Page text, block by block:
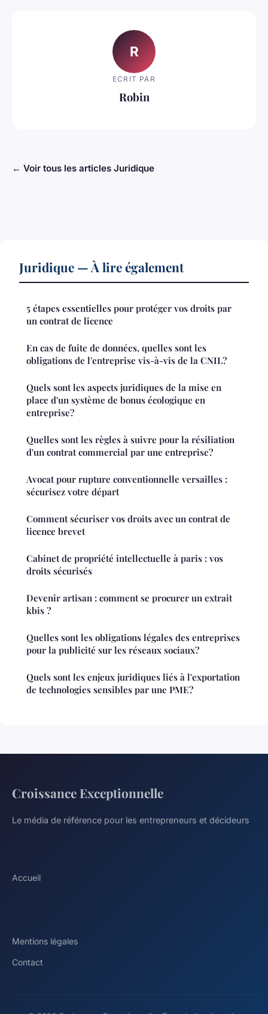
R
ECRIT PAR
Robin
← Voir tous les articles Juridique
Juridique — À lire également
5 étapes essentielles pour protéger vos droits par
un contrat de licence
En cas de fuite de données, quelles sont les
obligations de l'entreprise vis-à-vis de la CNIL?
Quels sont les aspects juridiques de la mise en
place d'un système de bonus écologique en
entreprise?
Quelles sont les règles à suivre pour la résiliation
d'un contrat commercial par une entreprise?
Avocat pour rupture conventionnelle versailles :
sécurisez votre départ
Comment sécuriser vos droits avec un contrat de
licence brevet
Cabinet de propriété intellectuelle à paris : vos
droits sécurisés
Devenir artisan : comment se procurer un extrait
kbis ?
Quelles sont les obligations légales des entreprises
pour la publicité sur les réseaux sociaux?
Quels sont les enjeux juridiques liés à l'exportation
de technologies sensibles par une PME?
Croissance Exceptionnelle
Le média de référence pour les entrepreneurs et décideurs
Accueil
Mentions légales
Contact